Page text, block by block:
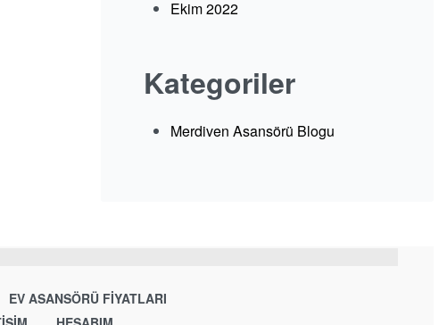
Ekim 2022
Kategoriler
Merdiven Asansörü Blogu
EV ASANSÖRÜ FIYATLARI